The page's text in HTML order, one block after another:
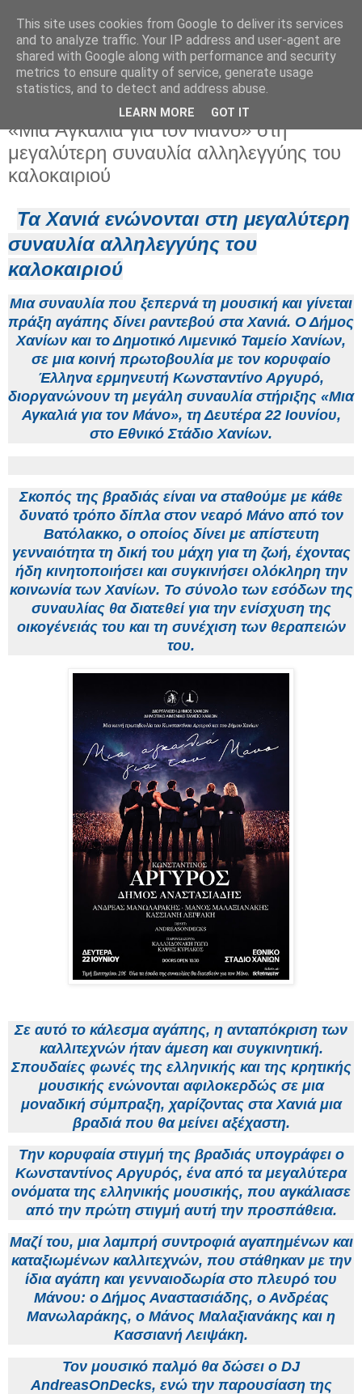
Δευτέρα 22 Ιουνίου 2026
«Μια Αγκαλιά για τον Μάνο» στη
μεγαλύτερη συναυλία αλληλεγγύης του
καλοκαιριού
Τα Χανιά ενώνονται στη μεγαλύτερη
συναυλία αλληλεγγύης του
καλοκαιριού
Μια συναυλία που ξεπερνά τη μουσική και γίνεται
πράξη αγάπης δίνει ραντεβού στα Χανιά. ΟΔήμος
Χανίων και τοΔημοτικό Λιμενικό Ταμείο Χανίων,
σε μια κοινή πρωτοβουλία με τον κορυφαίο
Έλληνα ερμηνευτή Κωνσταντίνο Αργυρό,
διοργανώνουν τη μεγάλη συναυλία στήριξης «Μια
Αγκαλιά για τον Μάνο», τηΔευτέρα 22 Ιουνίου,
στο Εθνικό Στάδιο Χανίων.
Σκοπός της βραδιάς είναι να σταθούμε με κάθε
δυνατό τρόπο δίπλα στον νεαρό Μάνο από τον
Βατόλακκο, ο οποίος δίνει με απίστευτη
γενναιότητα τη δική του μάχη για τη ζωή, έχοντας
ήδη κινητοποιήσει και συγκινήσει ολόκληρη την
κοινωνία των Χανίων. Το σύνολο των εσόδων της
συναυλίας θα διατεθεί για την ενίσχυση της
οικογένειάς του και τη συνέχιση των θεραπειών
του.
Σε αυτό το κάλεσμα αγάπης, η ανταπόκριση των
καλλιτεχνών ήταν άμεση και συγκινητική.
Σπουδαίες φωνές της ελληνικής και της κρητικής
μουσικής ενώνονται αφιλοκερδώς σε μια
μοναδική σύμπραξη, χαρίζοντας στα Χανιά μια
βραδιά που θα μείνει αξέχαστη.
Την κορυφαία στιγμή της βραδιάς υπογράφει ο
Κωνσταντίνος Αργυρός, ένα από τα μεγαλύτερα
ονόματα της ελληνικής μουσικής, που αγκάλιασε
από την πρώτη στιγμή αυτή την προσπάθεια.
Μαζί του, μια λαμπρή συντροφιά αγαπημένων και
καταξιωμένων καλλιτεχνών, που στάθηκαν με την
ίδια αγάπη και γενναιοδωρία στο πλευρό του
Μάνου: ο Δήμος Αναστασιάδης, ο Ανδρέας
Μανωλαράκης, ο Μάνος Μαλαξιανάκης και η
Κασσιανή Λειψάκη.
Τον μουσικό παλμό θα δώσει ο DJ
AndreasOnDecks, ενώ την παρουσίαση της
This site uses cookies from Google to deliver its services
and to analyze traffic. Your IP address and user-agent are
shared with Google along with performance and security
metrics to ensure quality of service, generate usage
statistics, and to detect and address abuse.
LEARN MORE GOT IT